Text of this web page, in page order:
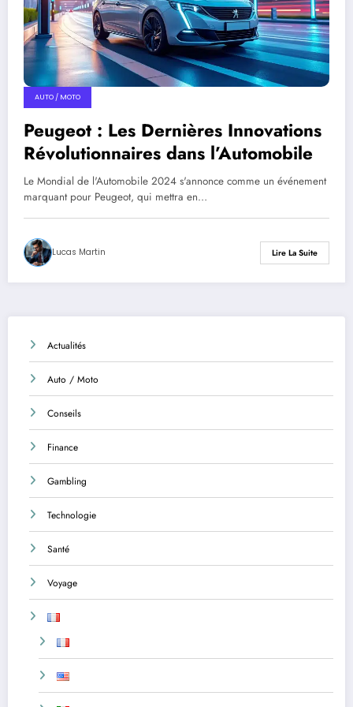
AUTO / MOTO
Peugeot : Les Dernières Innovations
Révolutionnaires dans l’Automobile
Le Mondial de l'Automobile 2024 s'annonce comme un événement
marquant pour Peugeot, qui mettra en…
Lucas Martin Lire La Suite
Actualités
Auto / Moto
Conseils
Finance
Gambling
Technologie
Santé
Voyage